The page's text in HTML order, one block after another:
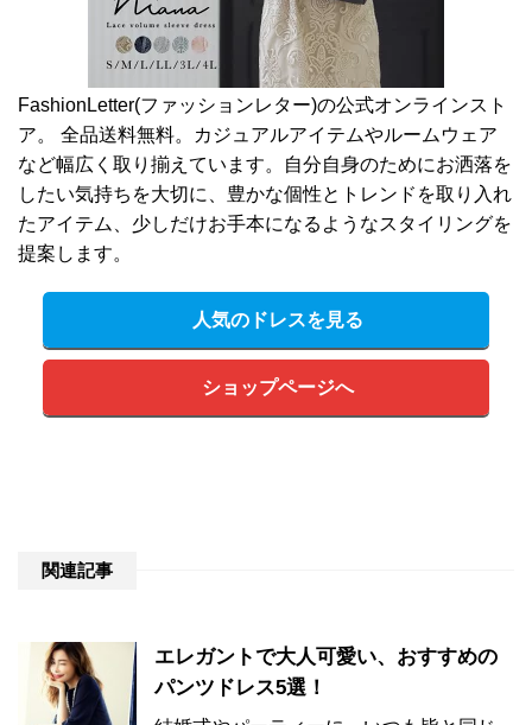
FashionLetter(ファッションレター)の公式オンラインスト
ア。 全品送料無料。カジュアルアイテムやルームウェア
など幅広く取り揃えています。自分自身のためにお洒落を
したい気持ちを大切に、豊かな個性とトレンドを取り入れ
たアイテム、少しだけお手本になるようなスタイリングを
提案します。
人気のドレスを見る
ショップページへ
関連記事
エレガントで大人可愛い、おすすめの
パンツドレス5選！